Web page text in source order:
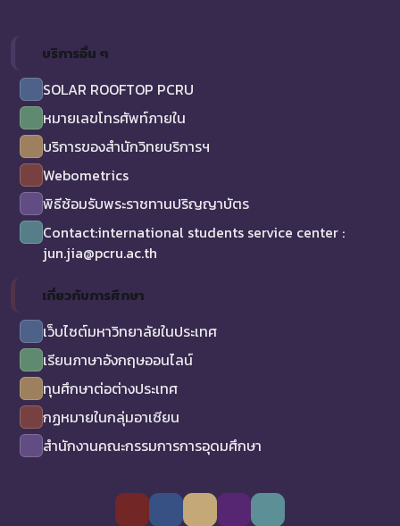
บริการอื่น ๆ
SOLAR ROOFTOP PCRU
หมายเลขโทรศัพท์ภายใน
บริการของสำนักวิทยบริการฯ
Webometrics
พิธีซ้อมรับพระราชทานปริญญาบัตร
Contact:international students service center :
jun.jia@pcru.ac.th
เกี่ยวกับการศึกษา
เว็บไซต์มหาวิทยาลัยในประเทศ
เรียนภาษาอังกฤษออนไลน์
ทุนศึกษาต่อต่างประเทศ
กฏหมายในกลุ่มอาเซียน
สำนักงานคณะกรรมการการอุดมศึกษา